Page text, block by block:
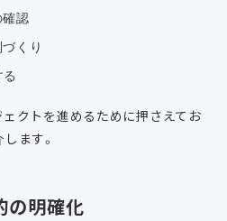
認
くり
ェクトを進めるために押さえてお
ます。
の明確化